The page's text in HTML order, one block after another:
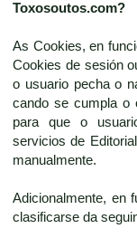
Toxosoutos.com?
As Cookies, en
Cookies de sesión
o usuario pecha o
cando se cumpla o
para que o
servicios de
manualmente.
Adicionalmente, en
clasificarse da